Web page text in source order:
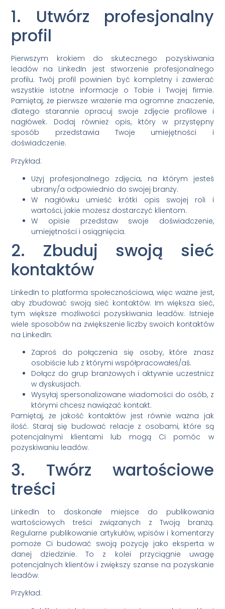
1. Utwórz profesjonalny
profil
Pierwszym krokiem do skutecznego pozyskiwania
leadów na LinkedIn jest stworzenie profesjonalnego
profilu. Twój profil powinien być kompletny i zawierać
wszystkie istotne informacje o Tobie i Twojej firmie.
Pamiętaj, że pierwsze wrażenie ma ogromne znaczenie,
dlatego starannie opracuj swoje zdjęcie profilowe i
nagłówek. Dodaj również opis, który w przystępny
sposób przedstawia Twoje umiejętności i
doświadczenie.
Przykład:
Użyj profesjonalnego zdjęcia, na którym jesteś
ubrany/a odpowiednio do swojej branży.
W nagłówku umieść krótki opis swojej roli i
wartości, jakie możesz dostarczyć klientom.
W opisie przedstaw swoje doświadczenie,
umiejętności i osiągnięcia.
2. Zbuduj swoją sieć
kontaktów
LinkedIn to platforma społecznościowa, więc ważne jest,
aby zbudować swoją sieć kontaktów. Im większa sieć,
tym większe możliwości pozyskiwania leadów. Istnieje
wiele sposobów na zwiększenie liczby swoich kontaktów
na LinkedIn:
Zaproś do połączenia się osoby, które znasz
osobiście lub z którymi współpracowałeś/aś.
Dołącz do grup branżowych i aktywnie uczestnicz
w dyskusjach.
Wysyłaj spersonalizowane wiadomości do osób, z
którymi chcesz nawiązać kontakt.
Pamiętaj, że jakość kontaktów jest równie ważna jak
ilość. Staraj się budować relacje z osobami, które są
potencjalnymi klientami lub mogą Ci pomóc w
pozyskiwaniu leadów.
3. Twórz wartościowe
treści
LinkedIn to doskonałe miejsce do publikowania
wartościowych treści związanych z Twoją branżą.
Regularne publikowanie artykułów, wpisów i komentarzy
pomoże Ci budować swoją pozycję jako eksperta w
danej dziedzinie. To z kolei przyciągnie uwagę
potencjalnych klientów i zwiększy szanse na pozyskanie
leadów.
Przykład: